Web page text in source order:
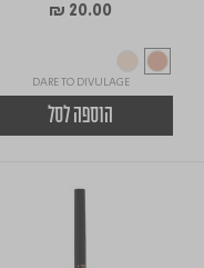
₪ 20.00
DARE TO DIVULAGE
הוספה לסל